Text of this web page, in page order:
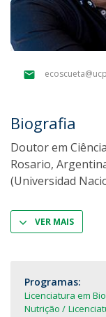
Biografia
Doutor em
Rosario,
(Universidad
VER MAIS
Programas:
Licenciatura em
Nutrição